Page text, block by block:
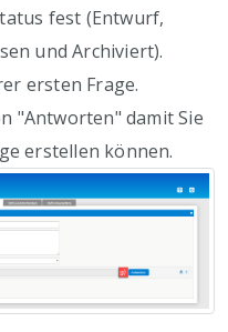
fest (Entwurf,
und Archiviert).
ersten Frage.
"Antworten" damit Sie
erstellen können.